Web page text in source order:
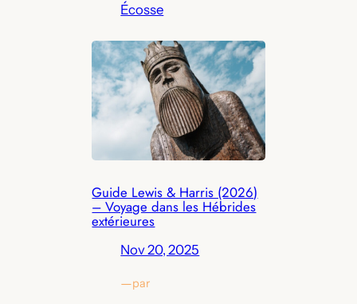
Écosse
Guide Lewis & Harris (2026)
– Voyage dans les Hébrides
extérieures
Nov 20, 2025
—par